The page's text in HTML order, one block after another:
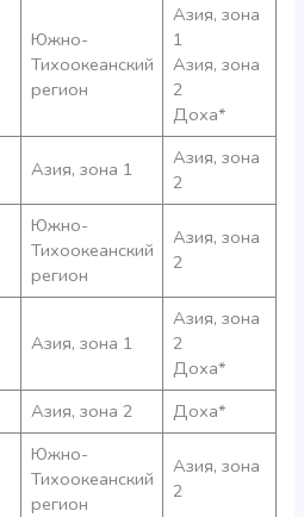
Южно-
Тихоокеанский
регион
Азия, зона
1
Азия, зона
2
Доха*
Азия, зона 1
Азия, зона
2
Южно-
Тихоокеанский
регион
Азия, зона
2
Азия, зона 1
Азия, зона
2
Доха*
Азия, зона 2 Доха*
Южно-
Тихоокеанский
регион
Азия, зона
2